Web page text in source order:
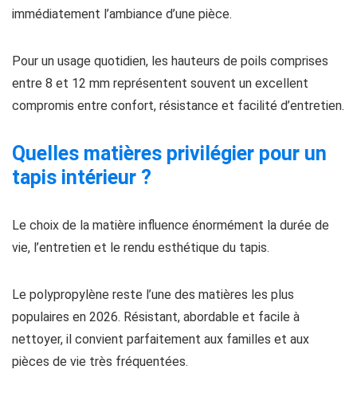
immédiatement l’ambiance d’une pièce.
Pour un usage quotidien, les hauteurs de poils comprises
entre 8 et 12 mm représentent souvent un excellent
compromis entre confort, résistance et facilité d’entretien.
Quelles matières privilégier pour un
tapis intérieur ?
Le choix de la matière influence énormément la durée de
vie, l’entretien et le rendu esthétique du tapis.
Le polypropylène reste l’une des matières les plus
populaires en 2026. Résistant, abordable et facile à
nettoyer, il convient parfaitement aux familles et aux
pièces de vie très fréquentées.